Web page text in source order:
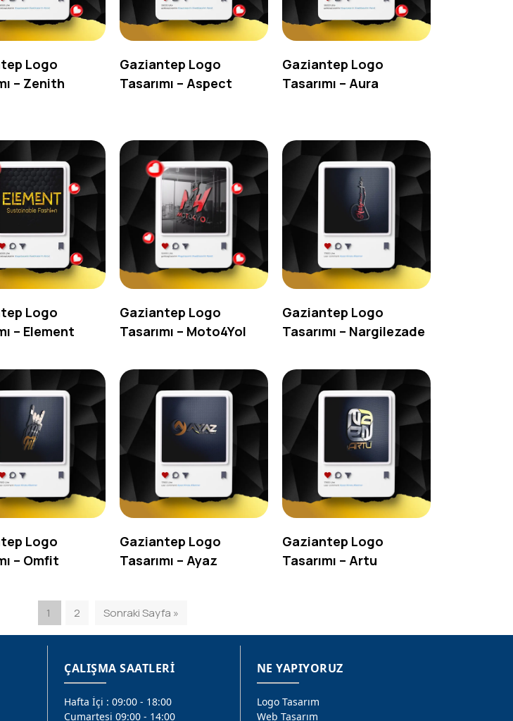
Logo
– Zenith
Gaziantep Logo
Tasarımı – Aspect
Gaziantep Logo
Tasarımı – Aura
Logo
– Element
Gaziantep Logo
Tasarımı – Moto4Yol
Gaziantep Logo
Tasarımı – Nargilezade
Logo
– Omfit
Gaziantep Logo
Tasarımı – Ayaz
Gaziantep Logo
Tasarımı – Artu
1 2 Sonraki Sayfa »
ÇALIŞMA SAATLERİ
Hafta İçi : 09:00 - 18:00
Cumartesi 09:00 - 14:00
NE YAPIYORUZ
Logo Tasarım
Web Tasarım